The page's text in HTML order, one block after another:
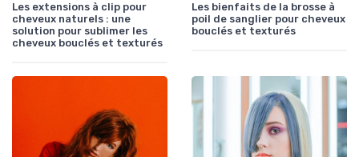
Les extensions à clip pour
cheveux naturels : une
solution pour sublimer les
cheveux bouclés et texturés
Les bienfaits de la brosse à
poil de sanglier pour cheveux
bouclés et texturés